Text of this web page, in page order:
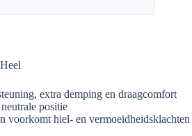
extra demping en draagcomfort
positie
voorkomt hiel- en vermoeidheidsklachten